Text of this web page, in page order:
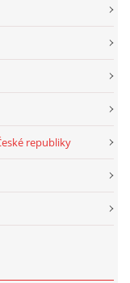
republiky